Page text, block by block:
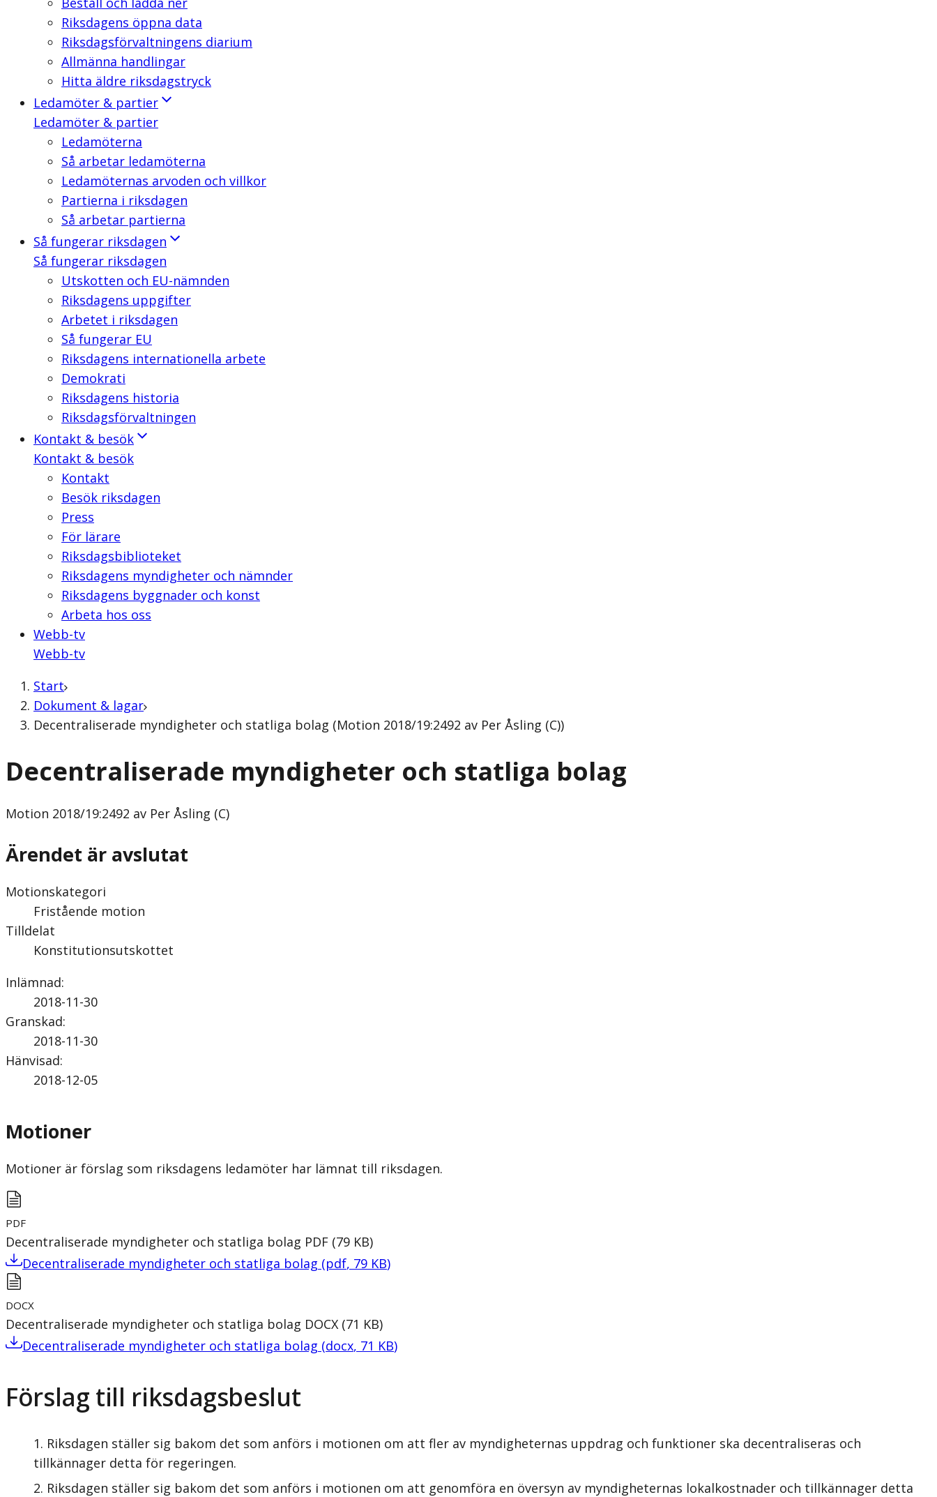
Riksdagens öppna data
Riksdagsförvaltningens diarium
Allmänna handlingar
Hitta äldre riksdagstryck
Ledamöter & partier
Ledamöter & partier
Ledamöterna
Så arbetar ledamöterna
Ledamöternas arvoden och villkor
Partierna i riksdagen
Så arbetar partierna
Så fungerar riksdagen
Så fungerar riksdagen
Utskotten och EU-nämnden
Riksdagens uppgifter
Arbetet i riksdagen
Så fungerar EU
Riksdagens internationella arbete
Demokrati
Riksdagens historia
Riksdagsförvaltningen
Kontakt & besök
Kontakt & besök
Kontakt
Besök riksdagen
Press
För lärare
Riksdagsbiblioteket
Riksdagens myndigheter och nämnder
Riksdagens byggnader och konst
Arbeta hos oss
Webb-tv
Webb-tv
Start
Dokument & lagar
Decentraliserade myndigheter och statliga bolag (Motion 2018/19:2492 av Per Åsling (C))
Decentraliserade myndigheter och statliga bolag
Motion 2018/19:2492 av Per Åsling (C)
Ärendet är avslutat
Motionskategori
Fristående motion
Tilldelat
Konstitutionsutskottet
Inlämnad:
2018-11-30
Granskad:
2018-11-30
Hänvisad:
2018-12-05
Motioner
Motioner är förslag som riksdagens ledamöter har lämnat till riksdagen.
PDF
Decentraliserade myndigheter och statliga bolag PDF (79 KB)
Decentraliserade myndigheter och statliga bolag (pdf, 79 KB)
DOCX
Decentraliserade myndigheter och statliga bolag DOCX (71 KB)
Decentraliserade myndigheter och statliga bolag (docx, 71 KB)
Förslag till riksdagsbeslut
Riksdagen ställer sig bakom det som anförs i motionen om att fler av myndigheternas uppdrag och funktioner ska decentraliseras och
tillkännager detta för regeringen.
Riksdagen ställer sig bakom det som anförs i motionen om att genomföra en översyn av myndigheternas lokalkostnader och tillkännager detta